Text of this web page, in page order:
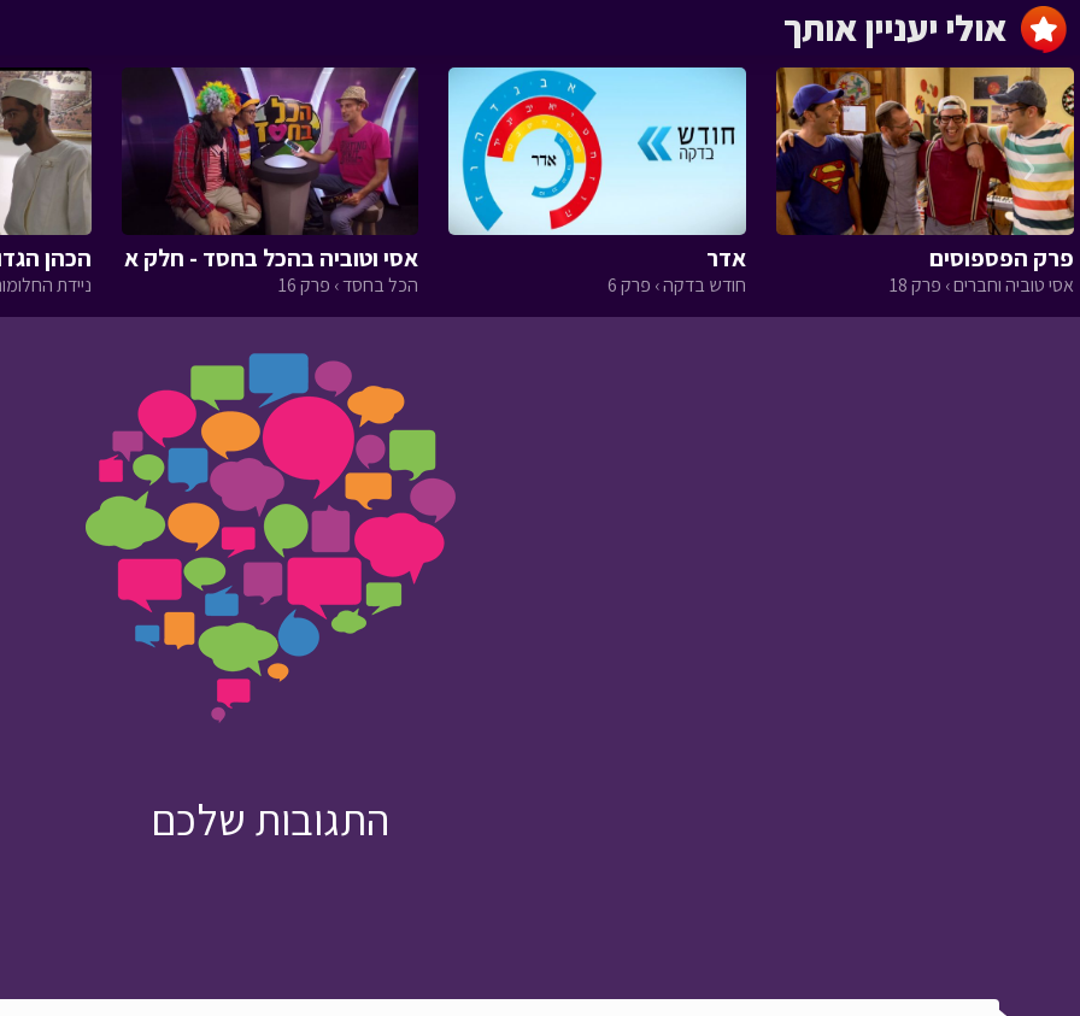
לסמוך בעיניים
עצומות
עלילות ארץ גושן › פרק 4
פרק הפספוסים
אסי טוביה וחברים › פרק 18
אדר
חודש בדקה › פרק 6
אסי וטוביה בהכל בחסד - חלק א
הכל בחסד › פרק 16
הכהן
ניידת
‹
התגובות שלכם